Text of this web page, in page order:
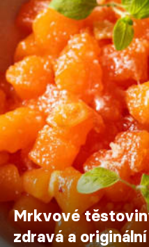
Mrkvové
zdravá a